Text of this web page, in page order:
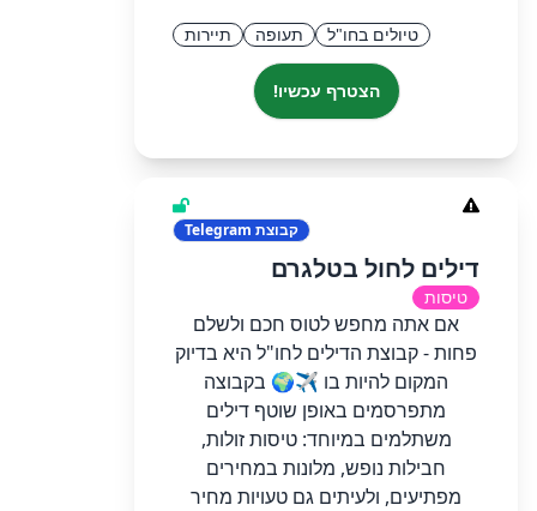
טיולים בחו"ל תעופה תיירות
הצטרף עכשיו!
קבוצת
דילים לחול בטלגרם
טיסות
אם אתה מחפש לטוס חכם ולשלם
פחות - קבוצת הדילים לחו"ל היא בדיוק
המקום להיות בו ✈️🌍 בקבוצה
מתפרסמים באופן שוטף דילים
משתלמים במיוחד: טיסות זולות,
חבילות נופש, מלונות במחירים
מפתיעים, ולעיתים גם טעויות מחיר